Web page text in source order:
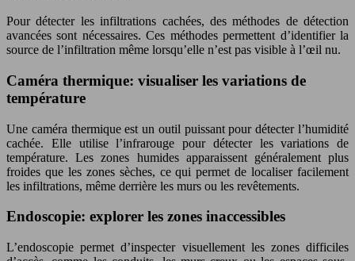
Pour détecter les infiltrations cachées, des méthodes de détection
avancées sont nécessaires. Ces méthodes permettent d’identifier la
source de l’infiltration même lorsqu’elle n’est pas visible à l’œil nu.
Caméra thermique: visualiser les variations de
température
Une caméra thermique est un outil puissant pour détecter l’humidité
cachée. Elle utilise l’infrarouge pour détecter les variations de
température. Les zones humides apparaissent généralement plus
froides que les zones sèches, ce qui permet de localiser facilement
les infiltrations, même derrière les murs ou les revêtements.
Endoscopie: explorer les zones inaccessibles
L’endoscopie permet d’inspecter visuellement les zones difficiles